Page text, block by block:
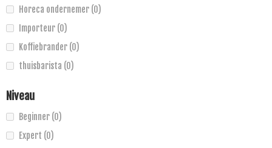
Horeca ondernemer (0)
Importeur (0)
Koffiebrander (0)
thuisbarista (0)
Niveau
Beginner (0)
Expert (0)